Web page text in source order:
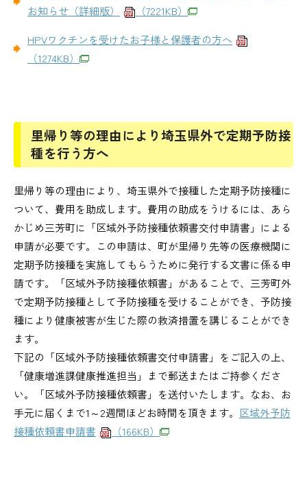
お知らせ（詳細版）
（7221KB）
HPVワクチンを受けたお子様と保護者の方へ
（1274KB）
里帰り等の理由により埼玉県外で定期予防接
種を行う方へ
里帰り等の理由により、埼玉県外で接種した定期予防接種に
ついて、費用を助成します。費用の助成をうけるには、あら
かじめ三芳町に「区域外予防接種依頼書交付申請書」による
申請が必要です。この申請は、町が里帰り先等の医療機関に
定期予防接種を実施してもらうために発行する文書に係る申
請です。「区域外予防接種依頼書」があることで、三芳町外
で定期予防接種として予防接種を受けることができ、予防接
種により健康被害が生じた際の救済措置を講じることができ
ます。
下記の「区域外予防接種依頼書交付申請書」をご記入の上、
「健康増進課健康推進担当」まで郵送またはご持参くださ
い。「区域外予防接種依頼書」を送付いたします。なお、お
手元に届くまで1～2週間ほどお時間を頂きます。 区域外予防
接種依頼書申請書
（166KB）